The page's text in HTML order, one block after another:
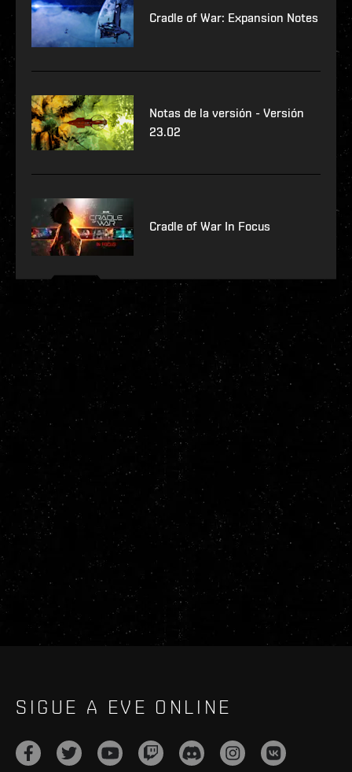
Cradle of War: Expansion Notes
Notas de la versión - Versión
23.02
Cradle of War In Focus
SIGUE A EVE ONLINE